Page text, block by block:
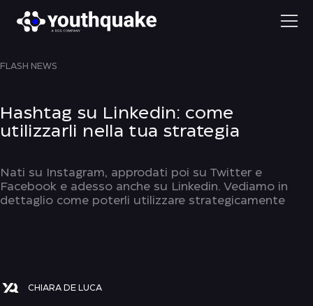
FLASH NEWS
Hashtag su Linkedin: come
utilizzarli nella tua strategia
CHIARA DE LUCA
Nati su Instagram, approdati poi su Twitter e
Facebook e adesso anche su Linkedin. Vediamo in
dettaglio come poterli utilizzare strategicamente